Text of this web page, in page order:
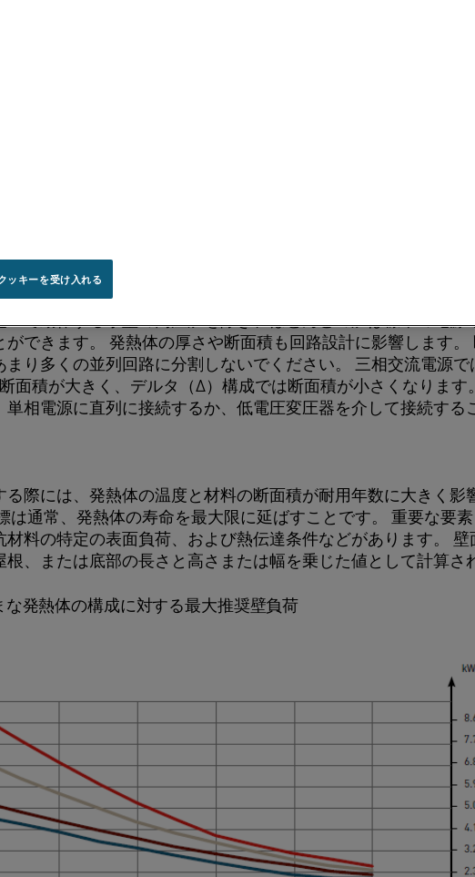
炉の損失を補うために70～80％の効率を想定し、安全マージン
定的な要因は断熱効果によって決まる熱損失です。与えられた
。過度に高くなると、エレメントの温度が不必要に上昇し、
（低熱質量）バッチ炉では、必要な入力電力が約25% 少なく
で動作する小型の高温炉を除き、ほとんどの炉は標準の電源
ができます。 発熱体の厚さや断面積も回路設計に影響します
り多くの並列回路に分割しないでください。 三相交流電源で
面積が大きく、デルタ（Δ）構成では断面積が小さくなります
相電源に直列に接続するか、低電圧変圧器を介して接続する
際には、発熱体の温度と材料の断面積が耐用年数に大きく影
は通常、発熱体の寿命を最大限に延ばすことです。 重要な要
料の特定の表面負荷、および熱伝達条件などがあります。
、または底部の長さと高さまたは幅を乗じた値として計算さ
発熱体の構成に対する最大推奨壁負荷
ッキーを受け入れる